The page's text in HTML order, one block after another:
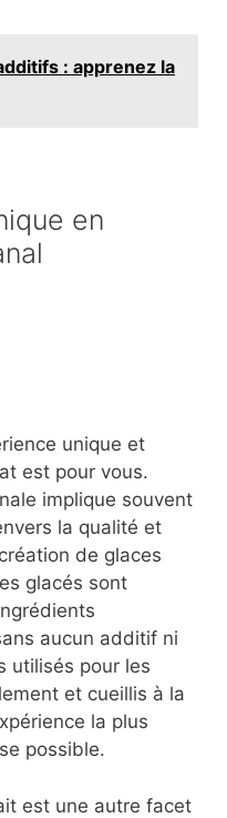
: apprenez la
en
unique et
est pour vous.
implique souvent
la qualité et
de glaces
glacés sont
aucun additif ni
utilisés pour les
et cueillis à la
la plus
possible.
est une autre facet